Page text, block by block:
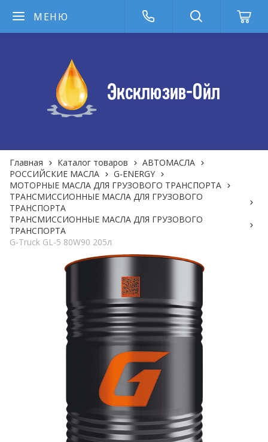
МЕНЮ
Главная Каталог товаров
АВТОМАСЛА
РОССИЙСКИЕ МАСЛА
G-ENERGY
МОТОРНЫЕ МАСЛА ДЛЯ ГРУЗОВОГО ТРАНСПОРТА
ТРАНСМИССИОННЫЕ МАСЛА ДЛЯ ГРУЗОВОГО
ТРАНСПОРТА
ТРАНСМИССИОННЫЕ МАСЛА ДЛЯ ГРУЗОВОГО
ТРАНСПОРТА
G-Truck GL-5 80W90 205л